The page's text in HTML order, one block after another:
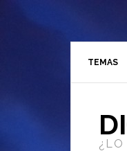
TEMAS
¿LO